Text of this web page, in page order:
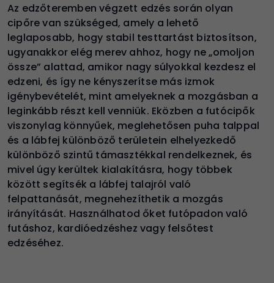
Az edzőteremben végzett edzés során olyan
cipőre van szükséged, amely a lehető
leglaposabb, hogy stabil testtartást biztosítson,
ugyanakkor elég merev ahhoz, hogy ne „omoljon
össze” alattad, amikor nagy súlyokkal kezdesz el
edzeni, és így ne kényszerítse más izmok
igénybevételét, mint amelyeknek a mozgásban a
leginkább részt kell venniük. Eközben a futócipők
viszonylag könnyűek, meglehetősen puha talppal
és a lábfej különböző területein elhelyezkedő
különböző szintű támasztékkal rendelkeznek, és
mivel úgy kerültek kialakításra, hogy többek
között segítsék a lábfej talajról való
felpattanását, megnehezíthetik a mozgás
irányítását. Használhatod őket futópadon való
futáshoz, kardióedzéshez vagy felsőtest
edzéséhez.